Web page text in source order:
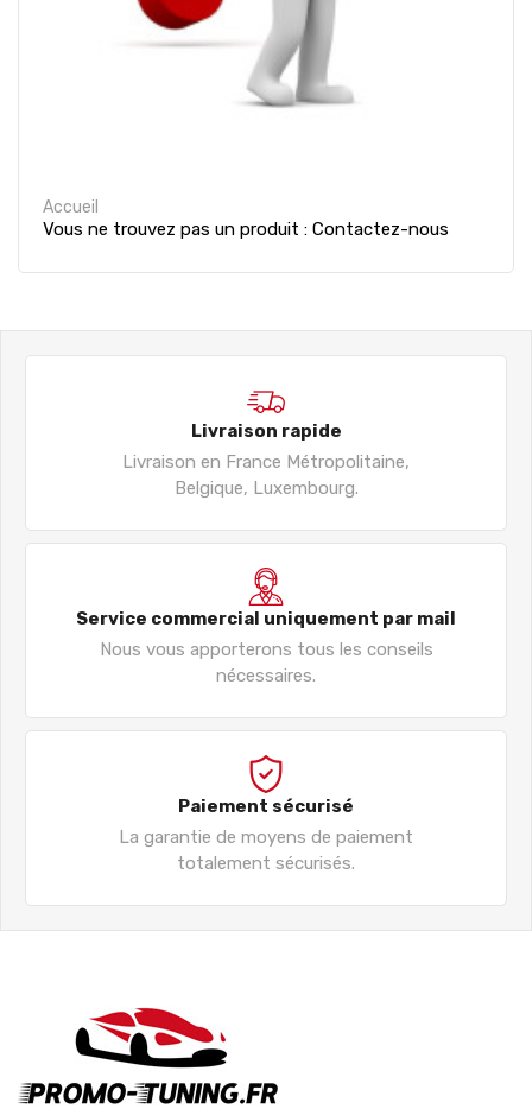
Accueil
Vous ne trouvez pas un produit : Contactez-nous
Livraison rapide
Livraison en France Métropolitaine,
Belgique, Luxembourg.
Service commercial uniquement par mail
Nous vous apporterons tous les conseils
nécessaires.
Paiement sécurisé
La garantie de moyens de paiement
totalement sécurisés.